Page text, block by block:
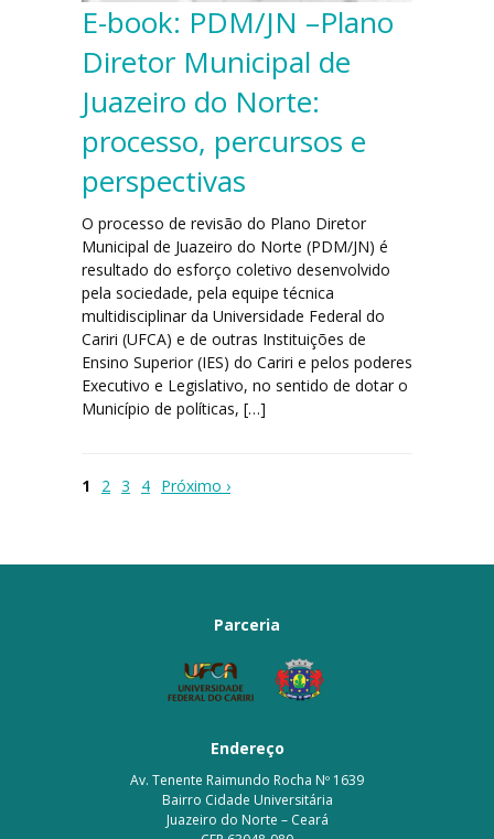
E-book: PDM/JN –Plano
Diretor Municipal de
Juazeiro do Norte:
processo, percursos e
perspectivas
O processo de revisão do Plano Diretor
Municipal de Juazeiro do Norte (PDM/JN) é
resultado do esforço coletivo desenvolvido
pela sociedade, pela equipe técnica
multidisciplinar da Universidade Federal do
Cariri (UFCA) e de outras Instituições de
Ensino Superior (IES) do Cariri e pelos poderes
Executivo e Legislativo, no sentido de dotar o
Município de políticas, […]
1 2 3 4 Próximo ›
Parceria
Endereço
Av. Tenente Raimundo Rocha Nº 1639
Bairro Cidade Universitária
Juazeiro do Norte – Ceará